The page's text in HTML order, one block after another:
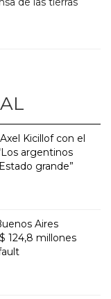
Kicillof con el
argentinos
grande”
Aires
124,8 millones